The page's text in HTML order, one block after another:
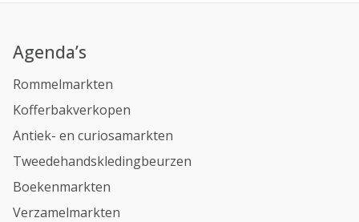
Agenda’s
Rommelmarkten
Kofferbakverkopen
Antiek- en curiosamarkten
Tweedehandskledingbeurzen
Boekenmarkten
Verzamelmarkten